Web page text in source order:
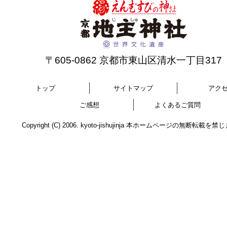
〒605-0862 京都市東山区清水一丁目317
トップ サイトマップ アク
ご感想 よくあるご質問
Copyright (C) 2006. kyoto-jishujinja 本ホームページの無断転載を禁じ